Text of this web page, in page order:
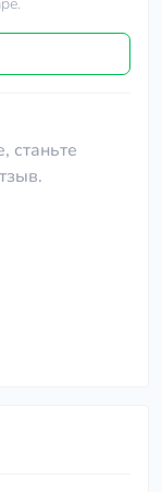
станьте